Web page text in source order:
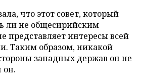
что этот совет, который
ли не общесирийским
представляет интересы всей
Таким образом, никакой
западных держав он не
он.